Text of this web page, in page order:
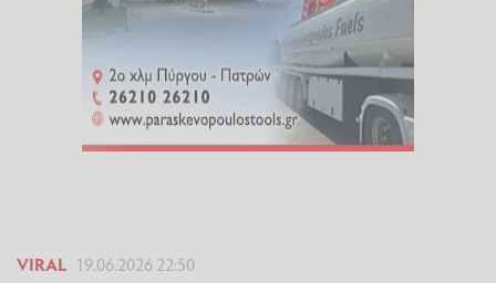
VIRAL 19.06.2026 22:50